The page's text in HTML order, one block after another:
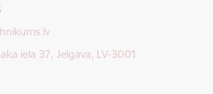
iela 37, Jelgava, LV-3001